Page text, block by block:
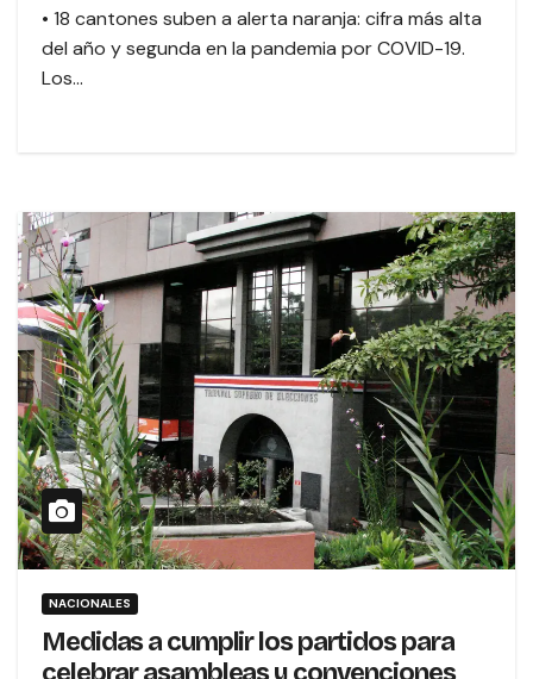
• 18 cantones suben a alerta naranja: cifra más alta
del año y segunda en la pandemia por COVID-19.
Los…
NACIONALES
Medidas a cumplir los partidos para